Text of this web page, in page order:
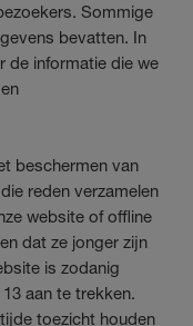
Sommige
bevatten. In
de informatie die we
beschermen van
reden verzamelen
website of offline
dat ze jonger zijn
is zodanig
aan te trekken.
toezicht houden